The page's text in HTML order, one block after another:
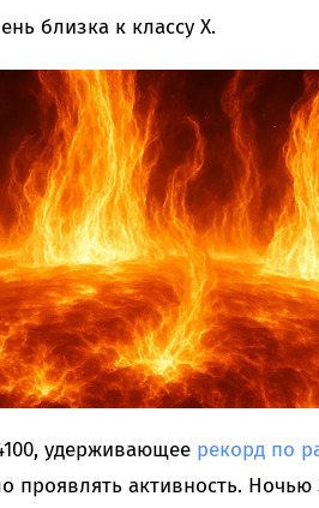
близка к классу X.
удерживающее рекорд по
проявлять активность. Ночью